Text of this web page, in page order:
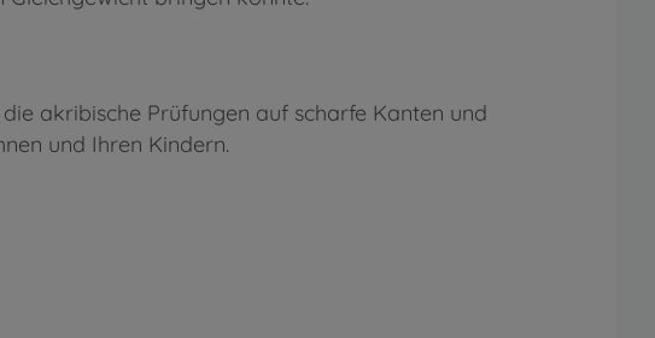
akribische Prüfungen auf scharfe Kanten und
und Ihren Kindern.